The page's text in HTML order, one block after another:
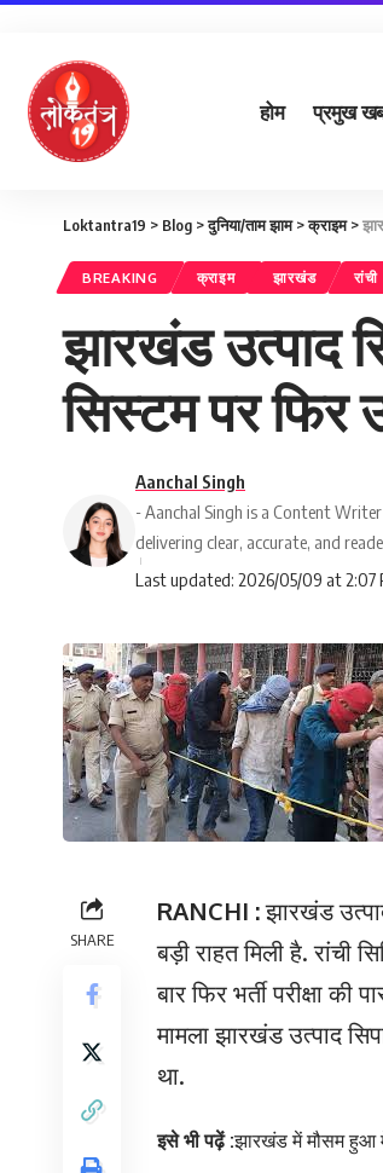
होम प्रमुख
Loktantra19 > Blog >दुनिया/ताम झाम>क्राइम>
BREAKING क्राइम झारखंड रांची
झारखंड उत्पाद
सिस्टम पर फिर
Last updated: 2026/05/09 at 2:07
Aanchal Singh
- Aanchal Singh is a Content
delivering clear, accurate, and
SHARE
RANCHI :झारखंड
बड़ी राहत मिली है. रांची
बार फिर भर्ती परीक्षा
मामला झारखंड उत्पाद
था.
इसे भी पढ़ें :झारखंड में मौसम हुआ